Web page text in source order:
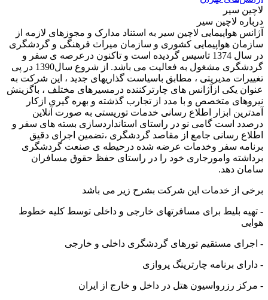
لاچین سیر
درباره لاچین سیر
آژانس هواپیمایی لاچین سیر به استناد مدارک و مجوزهای لازمه از
سازمان هواپیمایی کشوری و سازمان میراث فرهنگی و گردشگری
در سال 1374 تاسیس گردیده است و تاکنون درعرصه ی سفر و
گردشگری مشغول به فعالیت می باشد. از شروع سال1390 در پی
تغییرات مدیریتی ، مطابق باسیاست گذاریهای جدید ، این شرکت به
عنوان یکی ازآژانس های چارترکننده درمسیرهای مختلف ، باگزینش
نیروهای متخصص و با مدد از تجارب گذشته و بهره گیری ازکار
آمدترین ابزار اطلاع رسانی خدمات توریستی به صورت آنلاین
درصدد است گامی نو در راستای استانداردسازی بسته های سفر و
اطلاع رسانی جامع از مقاصد گردشگری ،تضمین اجرای دقیق
برنامه سفر وخدمات عرضه شده درحیطه ی صنعت گردشگری
برداشته وامورجاری خود را در راستای حفظ حقوق مسافران
سامان دهد.
برخی از خدمات این شرکت بشرح زیر می باشد
- تهيه بليط برای مسافرتهای خارجی و داخلی توسط کليه خطوط
هوایی
- اجرای مستقیم تورهای گردشگری داخلی و خارجی
- دارای برنامه چارترینگ پروازی
- مرکز رزرواسيون هتل در داخل و خارج از ایران